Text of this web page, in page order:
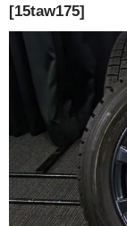
15インチ：冬
16インチ：冬
17インチ：冬
18インチ：冬
19インチ：冬
[15taw175]